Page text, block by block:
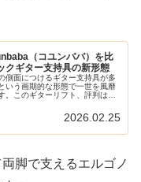
（コユンババ）を比
ギター支持具の新形態
側面につけるギター支持具が多
いう画期的な形態で一世を風靡
。このギターリフト、評判はい
価格で登...
2026.02.25
脚で支えるエルゴノ